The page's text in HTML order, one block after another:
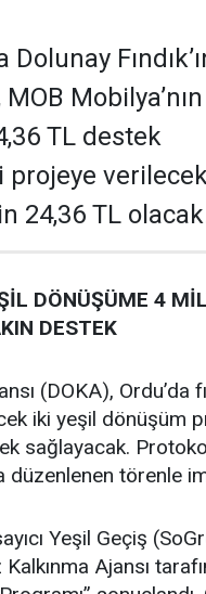
TL destek
projeye
24,36 TL
DÖNÜŞÜME 4
DESTEK
(DOKA), Ordu’da
iki yeşil dönüşüm
sağlayacak.
düzenlenen törenle
Yeşil Geçiş
Ajansı